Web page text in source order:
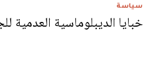
سياسة
خبايا الديبلوماسية العدمية